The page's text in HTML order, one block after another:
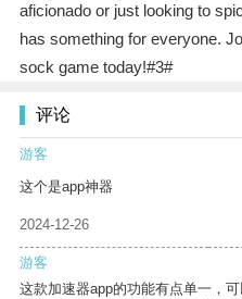
aficionado or just looking to
has something for everyone.
sock game today!#3#
评论
游客
这个是app神器
2024-12-26
游客
这款加速器app的功能有点单一，